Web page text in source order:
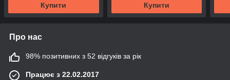
Купити Купити
Про нас
98% позитивних з 52 відгуків за рік
Працює з 22.02.2017